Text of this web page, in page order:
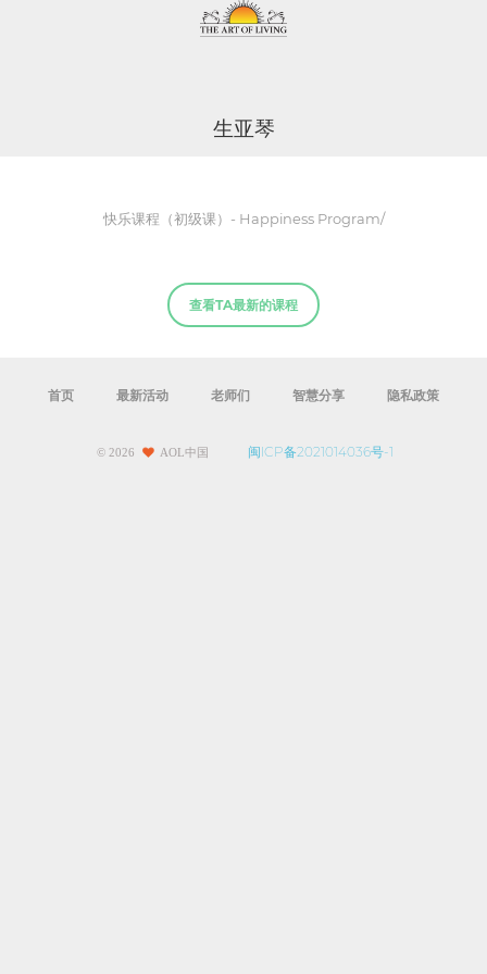
生亚琴
快乐课程（初级课）- Happiness Program/
查看TA最新的课程
首页 最新活动 老师们 智慧分享 隐私政策
© 2026 AOL中国 闽ICP备2021014036号-1